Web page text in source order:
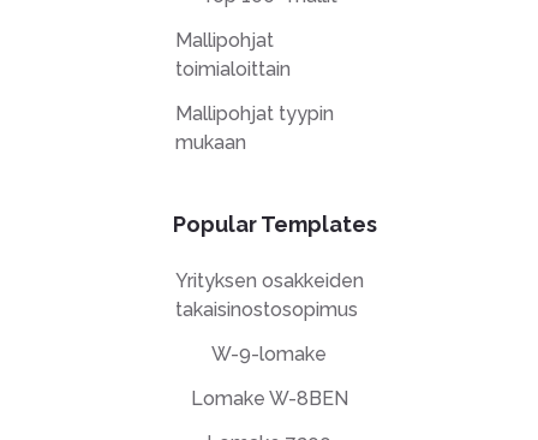
Mallipohjat
toimialoittain
Mallipohjat tyypin
mukaan
Popular Templates
Yrityksen osakkeiden
takaisinostosopimus
W-9-lomake
Lomake W-8BEN